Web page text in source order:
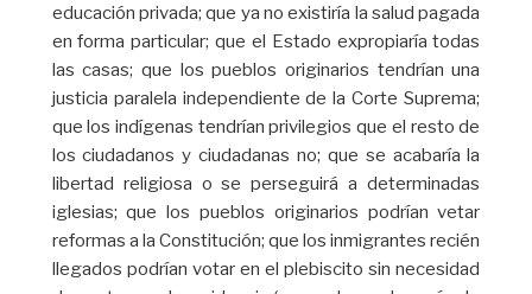
educación privada; que ya no existiría la salud pagada
en forma particular; que el Estado expropiaría todas
las casas; que los pueblos originarios tendrían una
justicia paralela independiente de la Corte Suprema;
que los indígenas tendrían privilegios que el resto de
los ciudadanos y ciudadanas no; que se acabaría la
libertad religiosa o se perseguirá a determinadas
iglesias; que los pueblos originarios podrían vetar
reformas a la Constitución; que los inmigrantes recién
llegados podrían votar en el plebiscito sin necesidad